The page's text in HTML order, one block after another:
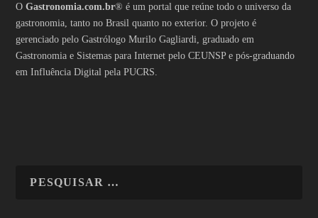
OGastronomia.com.br® é um portal que reúne todo o universo da
gastronomia, tanto no Brasil quanto no exterior. O projeto é
gerenciado pelo Gastrólogo Murilo Gagliardi, graduado em
Gastronomia e Sistemas para Internet pelo CEUNSP e pós-graduando
em Influência Digital pela PUCRS.